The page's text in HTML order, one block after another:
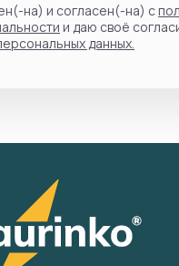
на) и согласен(-на) с
и даю своё
данных.